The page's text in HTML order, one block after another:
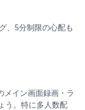
、5分制限の心配も
メイン画面録画・ラ
う。特に多人数配